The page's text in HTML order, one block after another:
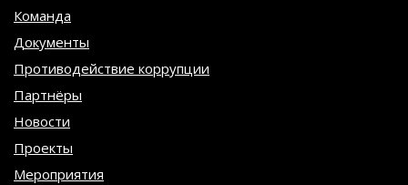
Команда
Документы
Противодействие коррупции
Партнёры
Новости
Проекты
Мероприятия